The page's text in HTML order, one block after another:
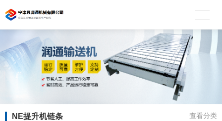
NE提升机链条 查看分类